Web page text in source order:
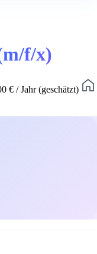
f/x)
€ / Jahr (geschätzt)